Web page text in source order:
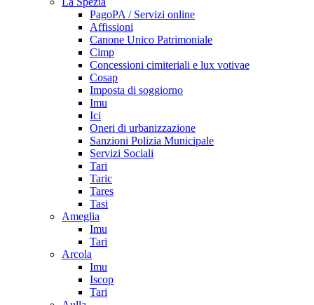
PagoPA / Servizi online
Affissioni
Canone Unico Patrimoniale
Cimp
Concessioni cimiteriali e lux votivae
Cosap
Imposta di soggiorno
Imu
Ici
Oneri di urbanizzazione
Sanzioni Polizia Municipale
Servizi Sociali
Tari
Taric
Tares
Tasi
Ameglia
Imu
Tari
Arcola
Imu
Iscop
Tari